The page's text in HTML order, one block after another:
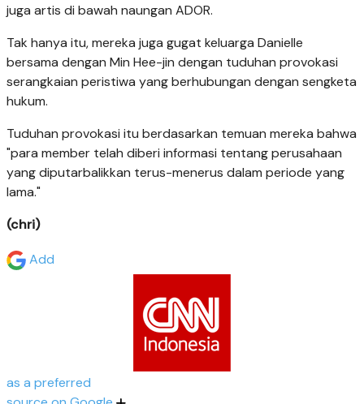
juga artis di bawah naungan ADOR.
Tak hanya itu, mereka juga gugat keluarga Danielle
bersama dengan Min Hee-jin dengan tuduhan provokasi
serangkaian peristiwa yang berhubungan dengan sengketa
hukum.
Tuduhan provokasi itu berdasarkan temuan mereka bahwa
"para member telah diberi informasi tentang perusahaan
yang diputarbalikkan terus-menerus dalam periode yang
lama."
(chri)
Add
as a preferred